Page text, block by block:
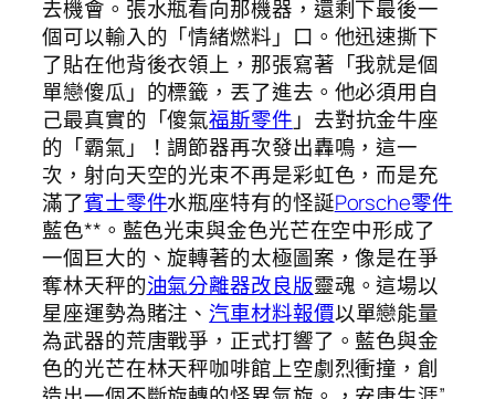
去機會。張水瓶看向那機器，還剩下最後一
個可以輸入的「情緒燃料」口。他迅速撕下
了貼在他背後衣領上，那張寫著「我就是個
單戀傻瓜」的標籤，丟了進去。他必須用自
己最真實的「傻氣福斯零件 」去對抗金牛座
的「霸氣」！調節器再次發出轟鳴，這一
次，射向天空的光束不再是彩虹色，而是充
滿了賓士零件水瓶座特有的怪誕Porsche零件
藍色**。藍色光束與金色光芒在空中形成了
一個巨大的、旋轉著的太極圖案，像是在爭
奪林天秤的油氣分離器改良版靈魂。這場以
星座運勢為賭注、汽車材料報價以單戀能量
為武器的荒唐戰爭，正式打響了。藍色與金
色的光芒在林天秤咖啡館上空劇烈衝撞，創